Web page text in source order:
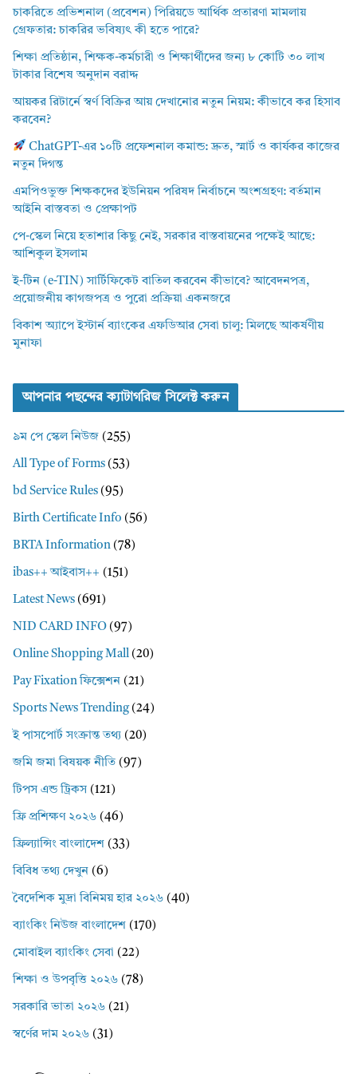
চাকরিতে প্রভিশনাল (প্রবেশন) পিরিয়ডে আর্থিক প্রতারণা মামলায়
গ্রেফতার: চাকরির ভবিষ্যৎ কী হতে পারে?
শিক্ষা প্রতিষ্ঠান, শিক্ষক-কর্মচারী ও শিক্ষার্থীদের জন্য ৮ কোটি ৩০ লাখ
টাকার বিশেষ অনুদান বরাদ্দ
আয়কর রিটার্নে স্বর্ণ বিক্রির আয় দেখানোর নতুন নিয়ম: কীভাবে কর হিসাব
করবেন?
ChatGPT-এর ১০টি প্রফেশনাল কমান্ড: দ্রুত, স্মার্ট ও কার্যকর কাজের
নতুন দিগন্ত
এমপিওভুক্ত শিক্ষকদের ইউনিয়ন পরিষদ নির্বাচনে অংশগ্রহণ: বর্তমান
আইনি বাস্তবতা ও প্রেক্ষাপট
পে-স্কেল নিয়ে হতাশার কিছু নেই, সরকার বাস্তবায়নের পক্ষেই আছে:
আশিকুল ইসলাম
ই-টিন (e-TIN) সার্টিফিকেট বাতিল করবেন কীভাবে? আবেদনপত্র,
প্রয়োজনীয় কাগজপত্র ও পুরো প্রক্রিয়া একনজরে
বিকাশ অ্যাপে ইস্টার্ন ব্যাংকের এফডিআর সেবা চালু: মিলছে আকর্ষণীয়
মুনাফা
আপনার পছন্দের ক্যাটাগরিজ সিলেক্ট করুন
৯ম পে স্কেল নিউজ (255)
All Type of Forms (53)
bd Service Rules (95)
Birth Certificate Info (56)
BRTA Information (78)
ibas++ আইবাস++ (151)
Latest News (691)
NID CARD INFO (97)
Online Shopping Mall (20)
Pay Fixation ফিক্সেশন (21)
Sports News Trending(24)
ই পাসপোর্ট সংক্রান্ত তথ্য (20)
জমি জমা বিষয়ক নীতি (97)
টিপস এন্ড ট্রিকস (121)
ফ্রি প্রশিক্ষণ ২০২৬ (46)
ফ্রিল্যান্সিং বাংলাদেশ (33)
বিবিধ তথ্য দেখুন (6)
বৈদেশিক মুদ্রা বিনিময় হার ২০২৬ (40)
ব্যাংকিং নিউজ বাংলাদেশ (170)
মোবাইল ব্যাংকিং সেবা (22)
শিক্ষা ও উপবৃত্তি ২০২৬ (78)
সরকারি ভাতা ২০২৬ (21)
স্বর্ণের দাম ২০২৬ (31)